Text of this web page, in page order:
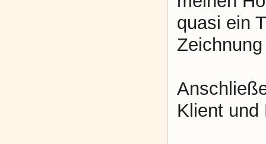
quasi ein
Klient und